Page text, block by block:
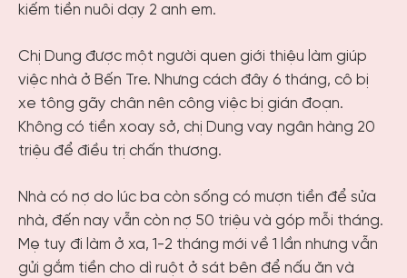
kiếm tiền nuôi dạy 2 anh em.
Chị Dung được một người quen giới thiệu làm giúp
việc nhà ở Bến Tre. Nhưng cách đây 6 tháng, cô bị
xe tông gãy chân nên công việc bị gián đoạn.
Không có tiền xoay sở, chị Dung vay ngân hàng 20
triệu để điều trị chấn thương.
Nhà có nợ do lúc ba còn sống có mượn tiền để sửa
nhà, đến nay vẫn còn nợ 50 triệu và góp mỗi tháng.
Mẹ tuy đi làm ở xa, 1-2 tháng mới về 1 lần nhưng vẫn
gửi gắm tiền cho dì ruột ở sát bên để nấu ăn và